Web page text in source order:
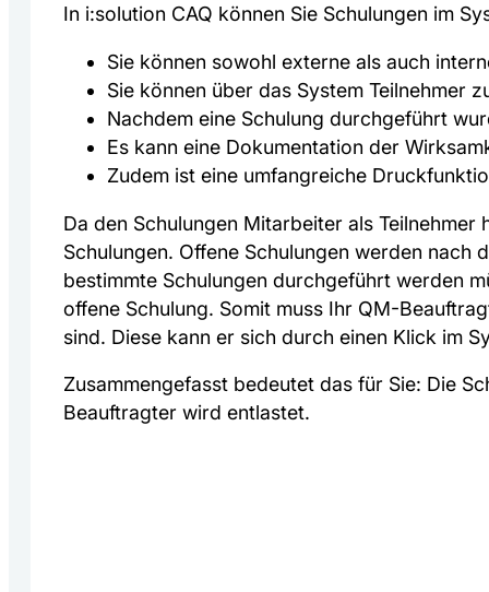
In i:solution CAQ können Sie Schulungen im
Sie können sowohl externe als auch
Sie können über das System Teilnehmer
Nachdem eine Schulung durchgeführt
Es kann eine Dokumentation der
Zudem ist eine umfangreiche
Da den Schulungen Mitarbeiter als
Schulungen. Offene Schulungen werden
bestimmte Schulungen durchgeführt werden
offene Schulung. Somit muss Ihr QM-
sind. Diese kann er sich durch einen Klick im
Zusammengefasst bedeutet das für Sie: Die
Beauftragter wird entlastet.